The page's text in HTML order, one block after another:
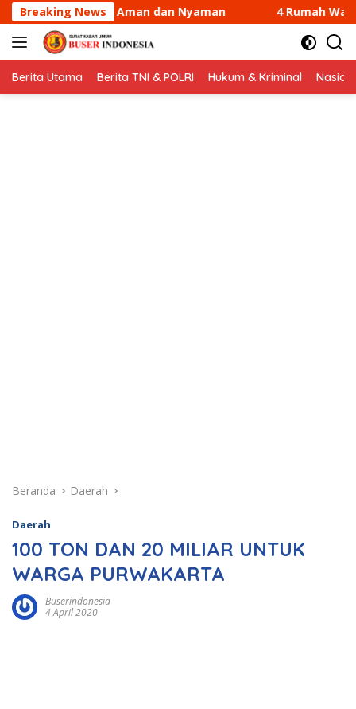
Langsung
ke
konten
Breaking News4 Rumah Warga di Sungai Guntung
Berita Utama Berita TNI & POLRI Hukum & Kriminal
Beranda Daerah
Daerah
100 TON DAN 20 MILIAR UNTUK
WARGA PURWAKARTA
Buserindonesia
4 April 2020